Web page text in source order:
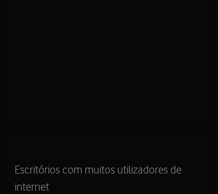
Escritórios com muitos utilizadores de
internet